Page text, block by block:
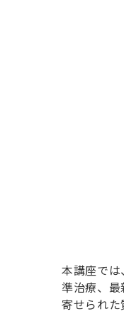
本講座では、
準治療、
寄せられた